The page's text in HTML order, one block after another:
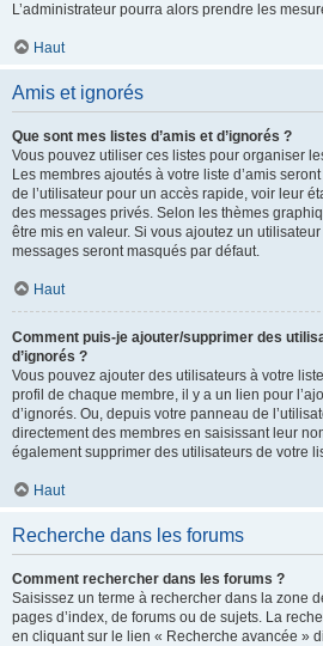
L’administrateur pourra alors prendre les
Haut
Amis et ignorés
Que sont mes listes d’amis et d’ignorés ?
Vous pouvez utiliser ces listes pour organiser
Les membres ajoutés à votre liste d’amis
de l’utilisateur pour un accès rapide, voir leur
des messages privés. Selon les thèmes
être mis en valeur. Si vous ajoutez un
messages seront masqués par défaut.
Haut
Comment puis-je ajouter/supprimer des
d’ignorés ?
Vous pouvez ajouter des utilisateurs à votre
profil de chaque membre, il y a un lien pour
d’ignorés. Ou, depuis votre panneau de
directement des membres en saisissant leur
également supprimer des utilisateurs de votre
Haut
Recherche dans les forums
Comment rechercher dans les forums ?
Saisissez un terme à rechercher dans la zone
pages d’index, de forums ou de sujets. La
en cliquant sur le lien « Recherche avancée »